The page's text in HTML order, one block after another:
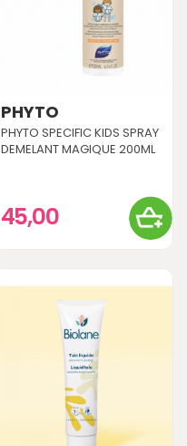
PHYTO
PHYTO SPECIFIC KIDS SPRAY
DEMELANT MAGIQUE 200ML
45,00